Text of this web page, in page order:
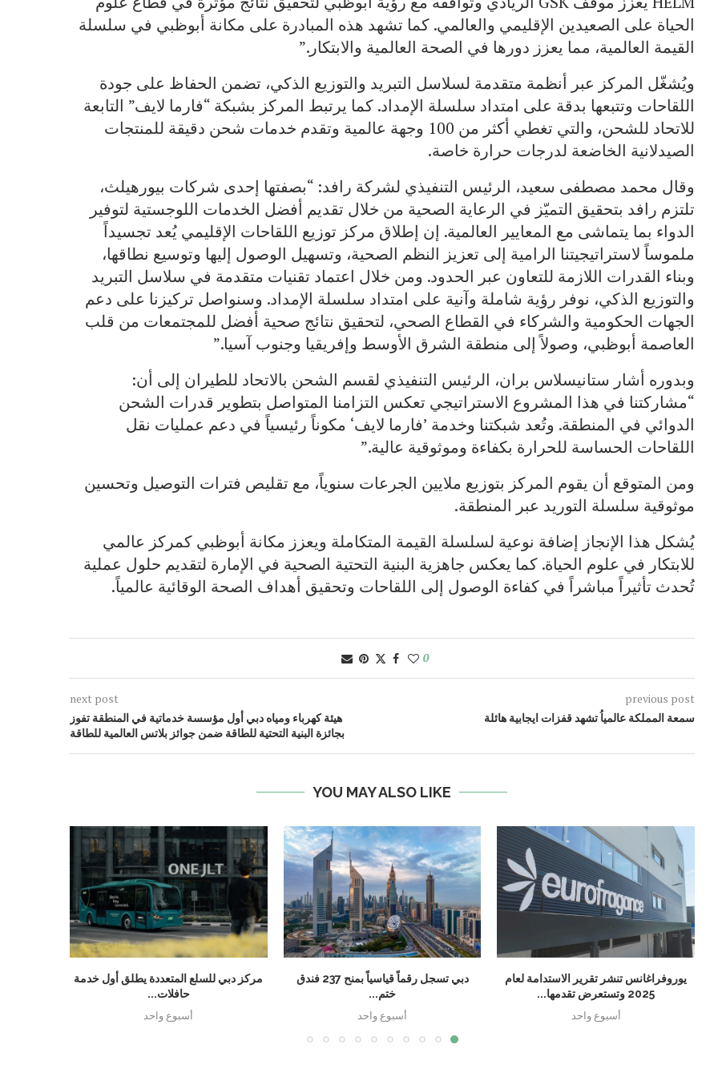
الحياة على الصعيدين الإقليمي والعالمي. كما تشهد هذه المبادرة على مكانة أبوظبي في سلسلة
القيمة العالمية، مما يعزز دورها في الصحة العالمية والابتكار.”
ويُشغّل المركز عبر أنظمة متقدمة لسلاسل التبريد والتوزيع الذكي، تضمن الحفاظ على جودة
اللقاحات وتتبعها بدقة على امتداد سلسلة الإمداد. كما يرتبط المركز بشبكة “فارما لايف” التابعة
للاتحاد للشحن، والتي تغطي أكثر من 100 وجهة عالمية وتقدم خدمات شحن دقيقة للمنتجات
الصيدلانية الخاضعة لدرجات حرارة خاصة.
وقال محمد مصطفى سعيد، الرئيس التنفيذي لشركة رافد: “بصفتها إحدى شركات بيورهيلث،
تلتزم رافد بتحقيق التميّز في الرعاية الصحية من خلال تقديم أفضل الخدمات اللوجستية لتوفير
الدواء بما يتماشى مع المعايير العالمية. إن إطلاق مركز توزيع اللقاحات الإقليمي يُعد تجسيداً
ملموساً لاستراتيجيتنا الرامية إلى تعزيز النظم الصحية، وتسهيل الوصول إليها وتوسيع نطاقها،
وبناء القدرات اللازمة للتعاون عبر الحدود. ومن خلال اعتماد تقنيات متقدمة في سلاسل التبريد
والتوزيع الذكي، نوفر رؤية شاملة وآنية على امتداد سلسلة الإمداد. وسنواصل تركيزنا على دعم
الجهات الحكومية والشركاء في القطاع الصحي، لتحقيق نتائج صحية أفضل للمجتمعات من قلب
العاصمة أبوظبي، وصولاً إلى منطقة الشرق الأوسط وإفريقيا وجنوب آسيا.”
وبدوره أشار ستانيسلاس بران، الرئيس التنفيذي لقسم الشحن بالاتحاد للطيران إلى أن:
“مشاركتنا في هذا المشروع الاستراتيجي تعكس التزامنا المتواصل بتطوير قدرات الشحن
الدوائي في المنطقة. وتُعد شبكتنا وخدمة ’فارما لايف‘ مكوناً رئيسياً في دعم عمليات نقل
اللقاحات الحساسة للحرارة بكفاءة وموثوقية عالية.”
ومن المتوقع أن يقوم المركز بتوزيع ملايين الجرعات سنوياً، مع تقليص فترات التوصيل وتحسين
موثوقية سلسلة التوريد عبر المنطقة.
يُشكل هذا الإنجاز إضافة نوعية لسلسلة القيمة المتكاملة ويعزز مكانة أبوظبي كمركز عالمي
للابتكار في علوم الحياة. كما يعكس جاهزية البنية التحتية الصحية في الإمارة لتقديم حلول عملية
تُحدث تأثيراً مباشراً في كفاءة الوصول إلى اللقاحات وتحقيق أهداف الصحة الوقائية عالمياً.
0
previous post
سمعة المملكة عالمياُ تشهد قفزات ايجابية هائلة
next post
هيئة كهرباء ومياه دبي أول مؤسسة خدماتية في المنطقة تفوز
بجائزة البنية التحتية للطاقة ضمن جوائز بلاتس العالمية للطاقة
YOU MAY ALSO LIKE
يوروفراغانس تنشر تقرير الاستدامة لعام
2025 وتستعرض تقدمها...
أسبوع واحد
دبي تسجل رقماً قياسياً بمنح 237 فندق
ختم...
أسبوع واحد
مركز دبي للسلع المتعددة يطلق أول خدمة
حافلات...
أسبوع واحد